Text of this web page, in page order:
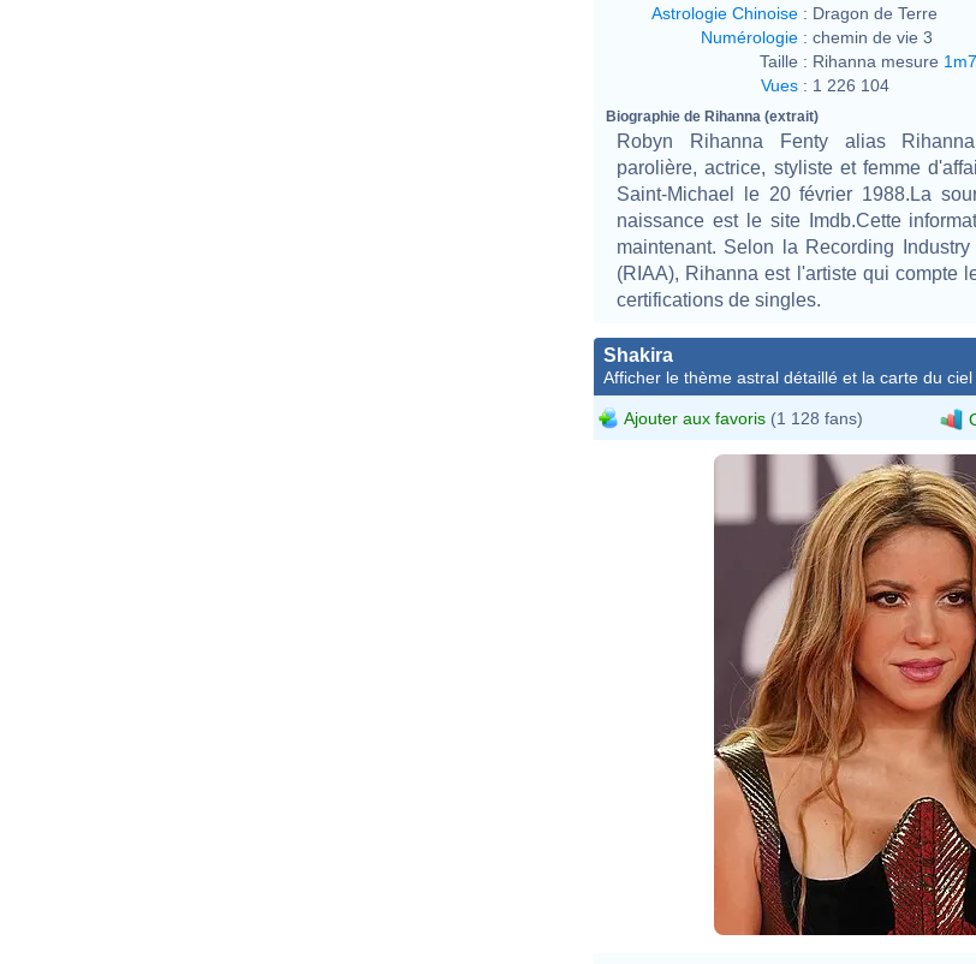
Astrologie Chinoise : Dragon de Terre
Numérologie : chemin de vie 3
Taille : Rihanna mesure
Vues : 1 226 104
Biographie de Rihanna (extrait)
Robyn Rihanna Fenty alias
parolière, actrice, styliste et femme
Saint-Michael le 20 février 1988.La
naissance est le site Imdb.Cette
maintenant. Selon la Recording
(RIAA), Rihanna est l'artiste qui compte
certifications de singles.
Shakira
Afficher le thème astral détaillé et la carte du ciel
Ajouter aux favoris (1 128 fans)